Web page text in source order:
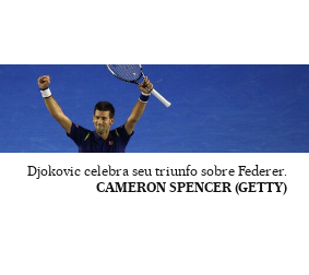
Djokovic celebra seu triunfo sobre Federer.
CAMERON SPENCER (GETTY)